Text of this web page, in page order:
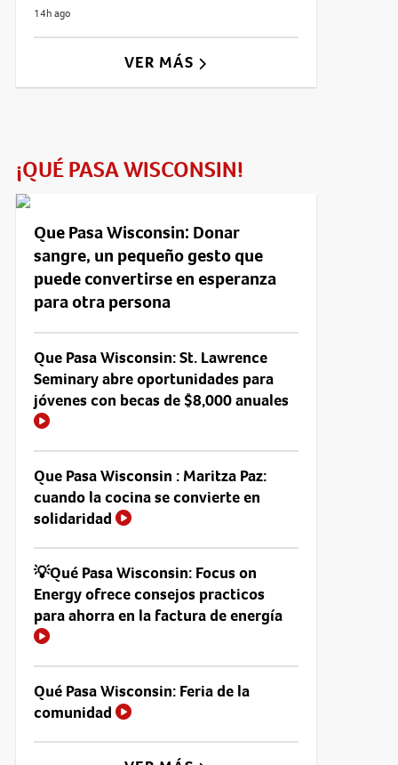
14h ago
VER MÁS
¡QUÉ PASA WISCONSIN!
Que Pasa Wisconsin: Donar
sangre, un pequeño gesto que
puede convertirse en esperanza
para otra persona
Que Pasa Wisconsin: St. Lawrence
Seminary abre oportunidades para
jóvenes con becas de $8,000 anuales
Que Pasa Wisconsin : Maritza Paz:
cuando la cocina se convierte en
solidaridad
💡Qué Pasa Wisconsin: Focus on
Energy ofrece consejos practicos
para ahorra en la factura de energía
Qué Pasa Wisconsin: Feria de la
comunidad